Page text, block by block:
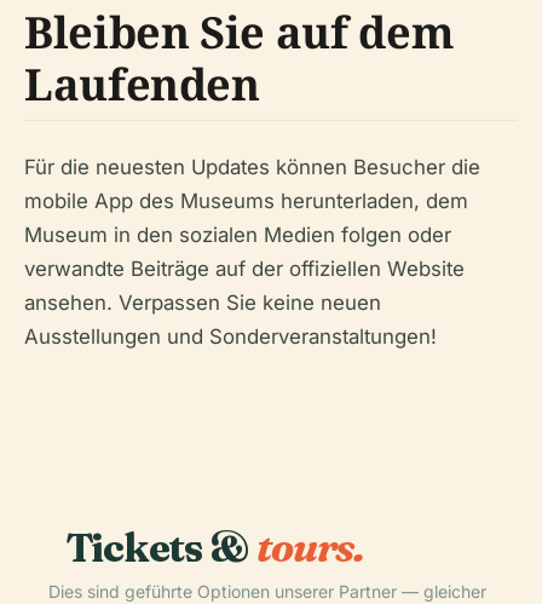
Bleiben Sie auf dem
Laufenden
Für die neuesten Updates können Besucher die
mobile App des Museums herunterladen, dem
Museum in den sozialen Medien folgen oder
verwandte Beiträge auf der offiziellen Website
ansehen. Verpassen Sie keine neuen
Ausstellungen und Sonderveranstaltungen!
Tickets &tours.
Dies sind geführte Optionen unserer Partner — gleicher